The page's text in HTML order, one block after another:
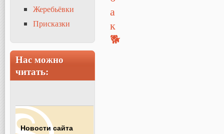
Жеребьёвки
Присказки
Нас можно
читать:
Новости сайта